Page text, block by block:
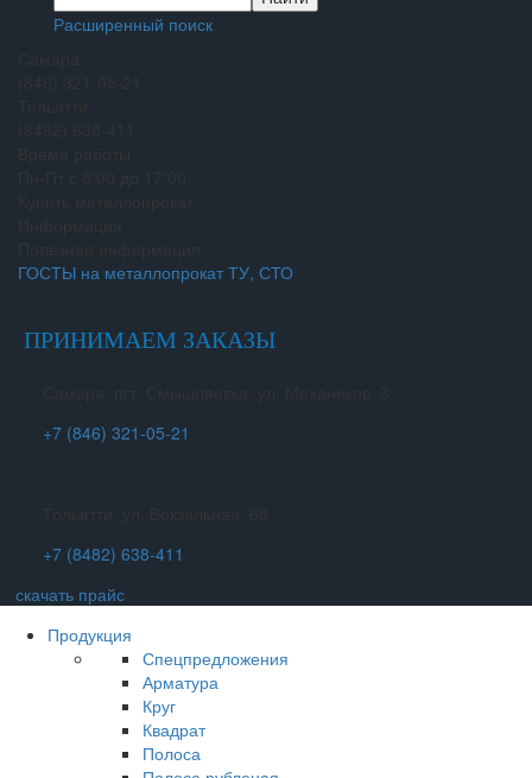
Расширенный поиск
ГОСТЫ на металлопрокат ТУ, СТО
ПРИНИМАЕМ ЗАКАЗЫ
+7 (846) 321-05-21
+7 (8482) 638-411
скачать прайс
Продукция
Спецпредложения
Арматура
Круг
Квадрат
Полоса